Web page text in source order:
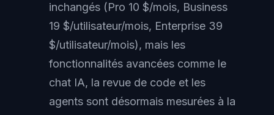
inchangés (Pro 10 $/mois, Business
19 $/utilisateur/mois, Enterprise 39
$/utilisateur/mois), mais les
fonctionnalités avancées comme le
chat IA, la revue de code et les
agents sont désormais mesurées à la